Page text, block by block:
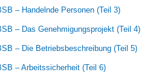
– Handelnde Personen (Teil 3)
– Das Genehmigungsprojekt (Teil 4)
– Die Betriebsbeschreibung (Teil 5)
– Arbeitssicherheit (Teil 6)